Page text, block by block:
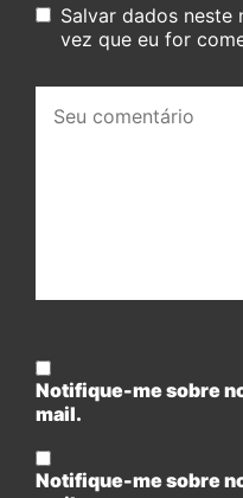
Salvar dados neste
vez que eu for
comentário:
Notifique-me sobre
mail.
Notifique-me sobre